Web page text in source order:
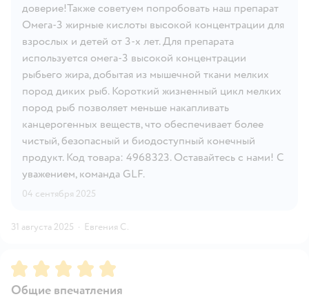
доверие!Также советуем попробовать наш препарат
Омега-3 жирные кислоты высокой концентрации для
взрослых и детей от 3-х лет. Для препарата
используется омега-3 высокой концентрации
рыбьего жира, добытая из мышечной ткани мелких
пород диких рыб. Короткий жизненный цикл мелких
пород рыб позволяет меньше накапливать
канцерогенных веществ, что обеспечивает более
чистый, безопасный и биодоступный конечный
продукт. Код товара: 4968323. Оставайтесь с нами! С
уважением, команда GLF.
04 сентября 2025
31 августа 2025 · Евгения С.
Рейтинг:5
Общие впечатления